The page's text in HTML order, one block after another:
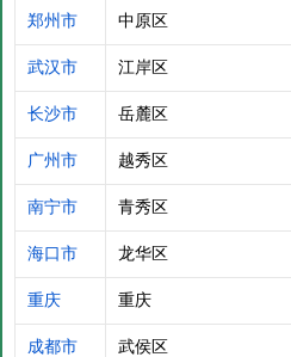
郑州市 中原区
武汉市 江岸区
长沙市 岳麓区
广州市 越秀区
南宁市 青秀区
海口市 龙华区
重庆 重庆
成都市 武侯区